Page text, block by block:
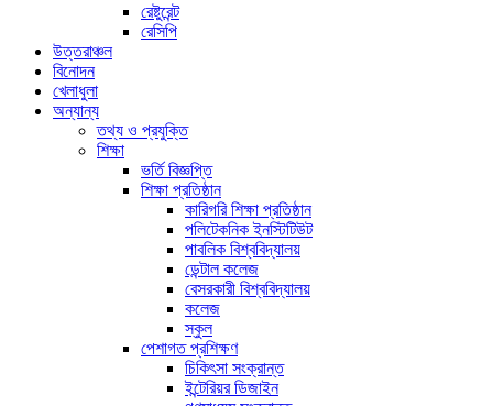
রেষ্টুরেন্ট
রেসিপি
উত্তরাঞ্চল
বিনোদন
খেলাধুলা
অন্যান্য
তথ্য ও প্রযুক্তি
শিক্ষা
ভর্তি বিজ্ঞপ্তি
শিক্ষা প্রতিষ্ঠান
কারিগরি শিক্ষা প্রতিষ্ঠান
পলিটেকনিক ইনস্টিটিউট
পাবলিক বিশ্ববিদ্যালয়
ডেন্টাল কলেজ
বেসরকারী বিশ্ববিদ্যালয়
কলেজ
স্কুল
পেশাগত প্রশিক্ষণ
চিকিৎসা সংক্রান্ত
ইন্টেরিয়র ডিজাইন